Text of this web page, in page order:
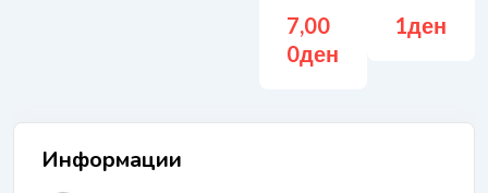
7,00
0ден
1ден
Информации